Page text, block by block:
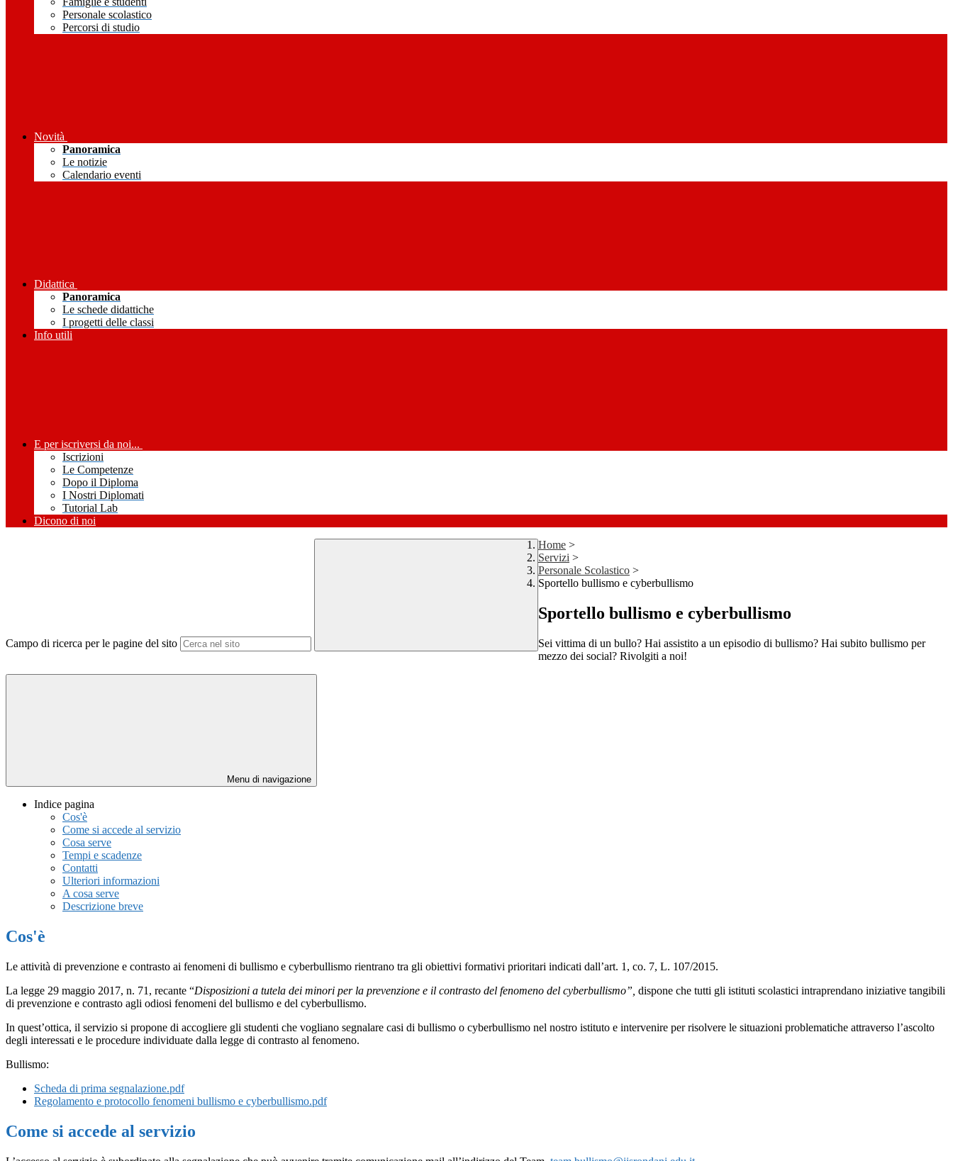
Personale scolastico
Percorsi di studio
Novità
Panoramica
Le notizie
Calendario eventi
Didattica
Panoramica
Le schede didattiche
I progetti delle classi
Info utili
E per iscriversi da noi...
Iscrizioni
Le Competenze
Dopo il Diploma
I Nostri Diplomati
Tutorial Lab
Dicono di noi
Campo di ricerca per le pagine del sito
Home >
Servizi >
Personale Scolastico >
Sportello bullismo e cyberbullismo
Sportello bullismo e cyberbullismo
Sei vittima di un bullo? Hai assistito a un episodio di bullismo? Hai subito bullismo per
mezzo dei social? Rivolgiti a noi!
Menu di navigazione
Indice pagina
Cos'è
Come si accede al servizio
Cosa serve
Tempi e scadenze
Contatti
Ulteriori informazioni
A cosa serve
Descrizione breve
Cos'è
Le attività di prevenzione e contrasto ai fenomeni di bullismo e cyberbullismo rientrano tra gli obiettivi formativi prioritari indicati dall’art. 1, co. 7, L. 107/2015.
La legge 29 maggio 2017, n. 71, recante “Disposizioni a tutela dei minori per la prevenzione e il contrasto del fenomeno del cyberbullismo”, dispone che tutti gli istituti scolastici intraprendano iniziative tangibili
di prevenzione e contrasto agli odiosi fenomeni del bullismo e del cyberbullismo.
In quest’ottica, il servizio si propone di accogliere gli studenti che vogliano segnalare casi di bullismo o cyberbullismo nel nostro istituto e intervenire per risolvere le situazioni problematiche attraverso l’ascolto
degli interessati e le procedure individuate dalla legge di contrasto al fenomeno.
Bullismo:
Scheda di prima segnalazione.pdf
Regolamento e protocollo fenomeni bullismo e cyberbullismo.pdf
Come si accede al servizio